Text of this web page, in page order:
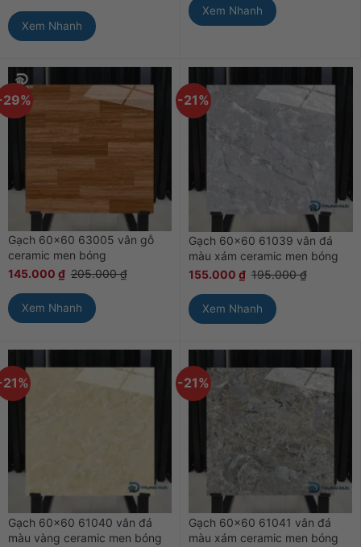
Xem Nhanh
Xem Nhanh
Gạch 60×60 63005 vân gỗ
ceramic men bóng
145.000 ₫ 205.000₫
Xem Nhanh
-21%
Gạch 60×60 61039 vân đá
màu xám ceramic men bóng
155.000 ₫ 195.000₫
Xem Nhanh
Gạch 60×60 61040 vân đá
màu vàng ceramic men bóng
-21%
Gạch 60×60 61041 vân đá
màu xám ceramic men bóng